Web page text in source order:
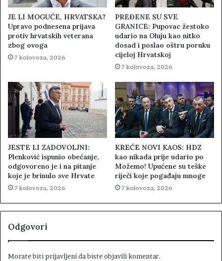
JE LI MOGUĆE, HRVATSKA?
Upravo podnesena prijava
protiv hrvatskih veterana
zbog ovoga
7 kolovoza, 2026
PREĐENE SU SVE
GRANICE: Pupovac žestoko
udario na Oluju kao nitko
dosad i poslao oštru poruku
cijeloj Hrvatskoj
7 kolovoza, 2026
JESTE LI ZADOVOLJNI:
Plenković ispunio obećanje,
odgovoreno je i na pitanje
koje je brinulo sve Hrvate
7 kolovoza, 2026
KREĆE NOVI KAOS: HDZ
kao nikada prije udario po
Možemo! Upućene su teške
riječi koje pogađaju mnoge
7 kolovoza, 2026
Odgovori
Morate biti prijavljeni da biste objavili komentar.